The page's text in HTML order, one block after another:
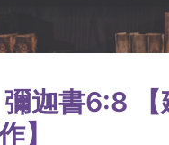
彌迦書6:8
】